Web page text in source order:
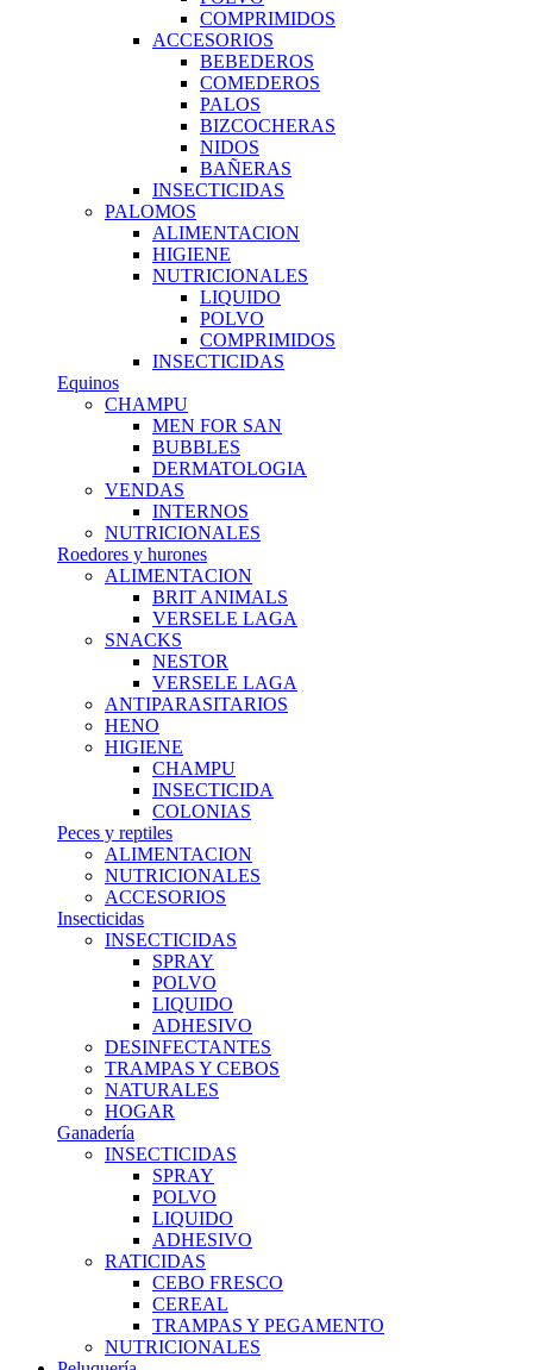
COMPRIMIDOS
ACCESORIOS
BEBEDEROS
COMEDEROS
PALOS
BIZCOCHERAS
NIDOS
BAÑERAS
INSECTICIDAS
PALOMOS
ALIMENTACION
HIGIENE
NUTRICIONALES
LIQUIDO
POLVO
COMPRIMIDOS
INSECTICIDAS
Equinos
CHAMPU
MEN FOR SAN
BUBBLES
DERMATOLOGIA
VENDAS
INTERNOS
NUTRICIONALES
Roedores y hurones
ALIMENTACION
BRIT ANIMALS
VERSELE LAGA
SNACKS
NESTOR
VERSELE LAGA
ANTIPARASITARIOS
HENO
HIGIENE
CHAMPU
INSECTICIDA
COLONIAS
Peces y reptiles
ALIMENTACION
NUTRICIONALES
ACCESORIOS
Insecticidas
INSECTICIDAS
SPRAY
POLVO
LIQUIDO
ADHESIVO
DESINFECTANTES
TRAMPAS Y CEBOS
NATURALES
HOGAR
Ganadería
INSECTICIDAS
SPRAY
POLVO
LIQUIDO
ADHESIVO
RATICIDAS
CEBO FRESCO
CEREAL
TRAMPAS Y PEGAMENTO
NUTRICIONALES